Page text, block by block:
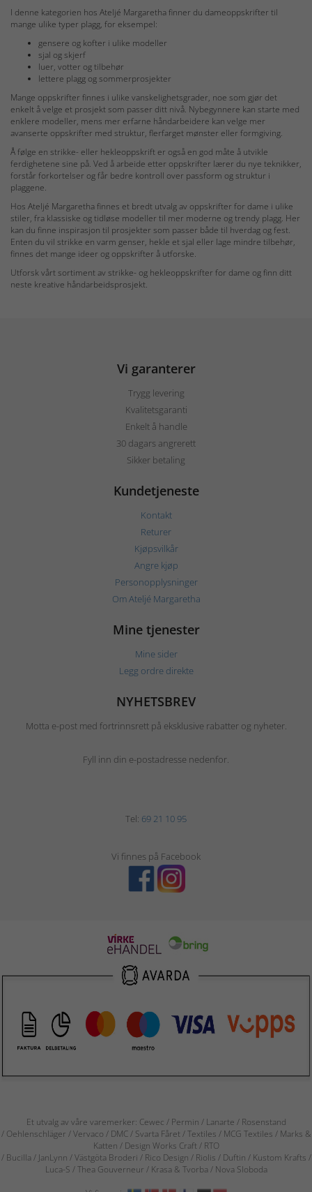
I denne kategorien hos Ateljé Margaretha finner du dameoppskrifter til
mange ulike typer plagg, for eksempel:
gensere og kofter i ulike modeller
sjal og skjerf
luer, votter og tilbehør
lettere plagg og sommerprosjekter
Mange oppskrifter finnes i ulike vanskelighetsgrader, noe som gjør det
enkelt å velge et prosjekt som passer ditt nivå. Nybegynnere kan starte med
enklere modeller, mens mer erfarne håndarbeidere kan velge mer
avanserte oppskrifter med struktur, flerfarget mønster eller formgiving.
Å følge en strikke- eller hekleoppskrift er også en god måte å utvikle
ferdighetene sine på. Ved å arbeide etter oppskrifter lærer du nye teknikker,
forstår forkortelser og får bedre kontroll over passform og struktur i
plaggene.
Hos Ateljé Margaretha finnes et bredt utvalg av oppskrifter for dame i ulike
stiler, fra klassiske og tidløse modeller til mer moderne og trendy plagg. Her
kan du finne inspirasjon til prosjekter som passer både til hverdag og fest.
Enten du vil strikke en varm genser, hekle et sjal eller lage mindre tilbehør,
finnes det mange ideer og oppskrifter å utforske.
Utforsk vårt sortiment av strikke- og hekleoppskrifter for dame og finn ditt
neste kreative håndarbeidsprosjekt.
Vi garanterer
Trygg levering
Kvalitetsgaranti
Enkelt å handle
30 dagars angrerett
Sikker betaling
Kundetjeneste
Kontakt
Returer
Kjøpsvilkår
Angre kjøp
Personopplysninger
Om Ateljé Margaretha
Mine tjenester
Mine sider
Legg ordre direkte
NYHETSBREV
Motta e-post med fortrinnsrett på eksklusive rabatter og nyheter.
Fyll inn din e-postadresse nedenfor.
Tel: 69 21 10 95
Vi finnes på Facebook
Et utvalg av våre varemerker: Cewec / Permin / Lanarte / Rosenstand
/ Oehlenschläger / Vervaco / DMC / Svarta Fåret / Textiles / MCG Textiles / Marks &
Katten / Design Works Craft / RTO
/ Bucilla / JanLynn / Västgöta Broderi / Rico Design / Riolis / Duftin / Kustom Krafts /
Luca-S / Thea Gouverneur / Krasa & Tvorba / Nova Sloboda